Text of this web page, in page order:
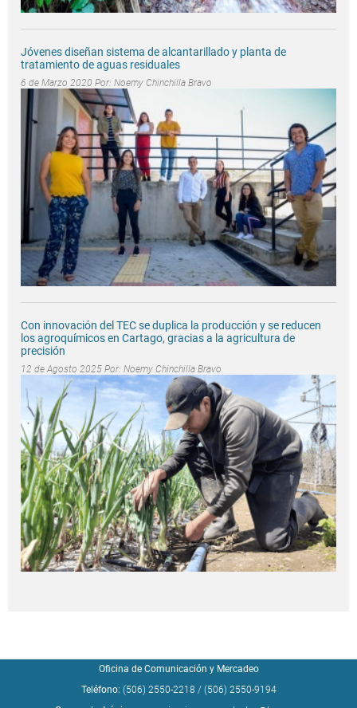
Jóvenes diseñan sistema de alcantarillado y planta de
tratamiento de aguas residuales
6 de Marzo 2020 Por: Noemy Chinchilla Bravo
Con innovación del TEC se duplica la producción y se reducen
los agroquímicos en Cartago, gracias a la agricultura de
precisión
12 de Agosto 2025 Por: Noemy Chinchilla Bravo
Oficina de Comunicación y Mercadeo
Teléfono: (506) 2550-2218 / (506) 2550-9194